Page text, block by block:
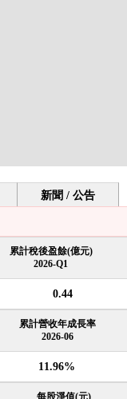
新聞 / 公告
累計稅後盈餘(億元)
2026-Q1
0.44
累計營收年成長率
2026-06
11.96%
每股淨值(元)